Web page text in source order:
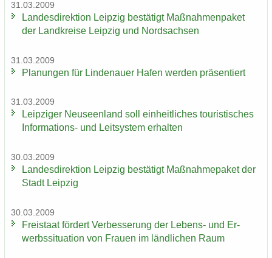
31.03.2009
Lan­des­di­rek­ti­on Leip­zig be­stä­tigt Maß­nah­men­pa­ket
der Land­krei­se Leip­zig und Nord­sach­sen
31.03.2009
Pla­nun­gen für Lin­de­nau­er Hafen wer­den prä­sen­tiert
31.03.2009
Leip­zi­ger Neu­seen­land soll ein­heit­li­ches tou­ris­ti­sches
Informations-​ und Leit­sys­tem er­hal­ten
30.03.2009
Lan­des­di­rek­ti­on Leip­zig be­stä­tigt Maß­nah­me­pa­ket der
Stadt Leip­zig
30.03.2009
Frei­staat för­dert Ver­bes­se­rung der Lebens-​ und Er­
werbs­si­tua­ti­on von Frau­en im länd­li­chen Raum